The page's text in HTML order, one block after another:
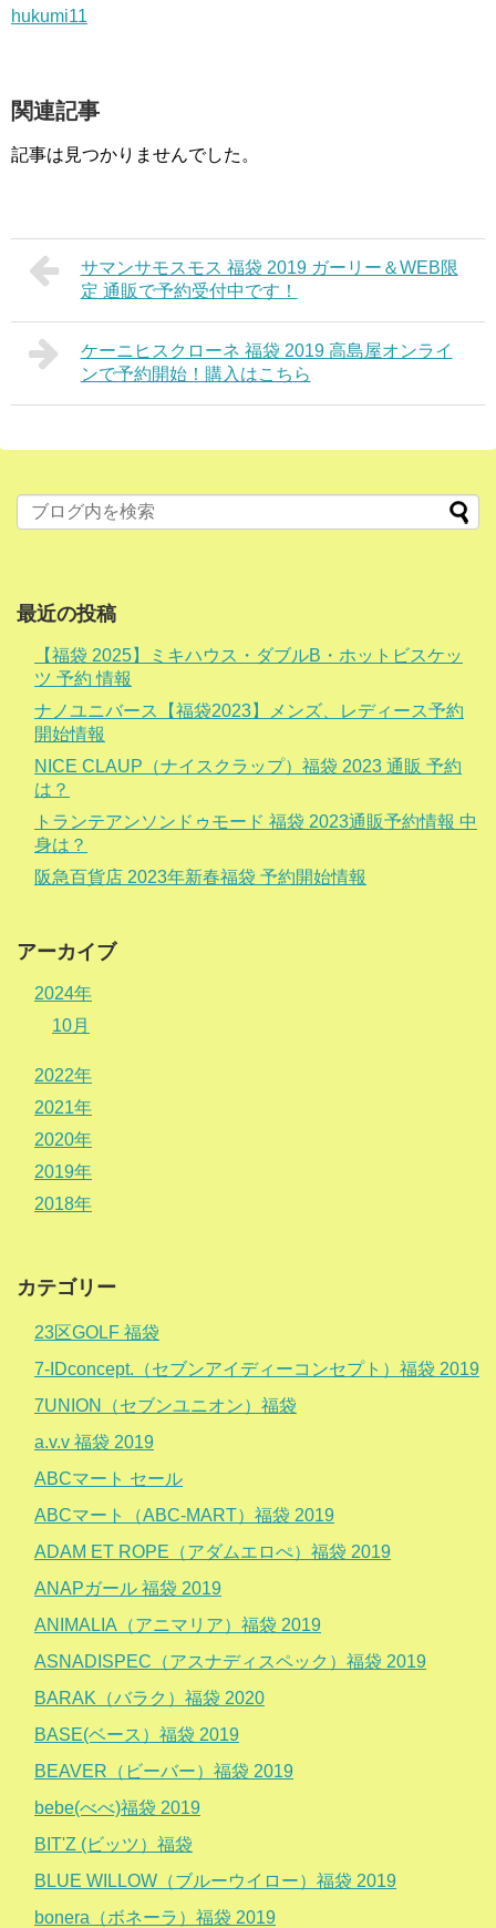
hukumi11
関連記事
記事は見つかりませんでした。
サマンサモスモス 福袋 2019 ガーリー＆WEB限
定 通販で予約受付中です！
ケーニヒスクローネ 福袋 2019 高島屋オンライ
ンで予約開始！購入はこちら
最近の投稿
【福袋 2025】ミキハウス・ダブルB・ホットビスケッ
ツ 予約 情報
ナノユニバース【福袋2023】メンズ、レディース予約
開始情報
NICE CLAUP（ナイスクラップ）福袋 2023 通販 予約
は？
トランテアンソンドゥモード 福袋 2023通販予約情報 中
身は？
阪急百貨店 2023年新春福袋 予約開始情報
アーカイブ
2024年
10月
2022年
2021年
2020年
2019年
2018年
カテゴリー
23区GOLF 福袋
7-IDconcept.（セブンアイディーコンセプト）福袋 2019
7UNION（セブンユニオン）福袋
a.v.v 福袋 2019
ABCマート セール
ABCマート（ABC-MART）福袋 2019
ADAM ET ROPE（アダムエロぺ）福袋 2019
ANAPガール 福袋 2019
ANIMALIA（アニマリア）福袋 2019
ASNADISPEC（アスナディスペック）福袋 2019
BARAK（バラク）福袋 2020
BASE(ベース）福袋 2019
BEAVER（ビーバー）福袋 2019
bebe(べべ)福袋 2019
BIT'Z (ビッツ）福袋
BLUE WILLOW（ブルーウイロー）福袋 2019
bonera（ボネーラ）福袋 2019